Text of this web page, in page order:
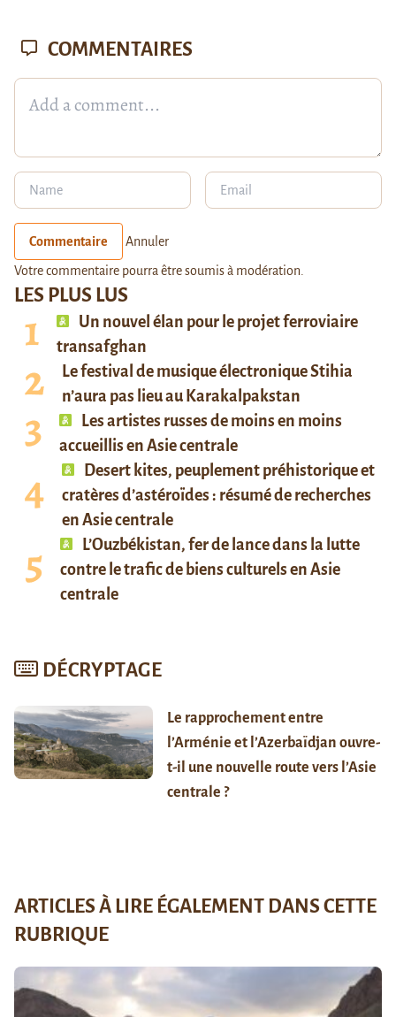
LES PLUS LUS
Un nouvel élan pour le projet ferroviaire
transafghan
Le festival de musique électronique Stihia
n’aura pas lieu au Karakalpakstan
Les artistes russes de moins en moins
accueillis en Asie centrale
Desert kites, peuplement préhistorique et
cratères d’astéroïdes : résumé de recherches
en Asie centrale
L’Ouzbékistan, fer de lance dans la lutte
contre le trafic de biens culturels en Asie
centrale
DÉCRYPTAGE
Le rapprochement entre
l’Arménie et l’Azerbaïdjan ouvre-
t-il une nouvelle route vers l’Asie
centrale ?
COMMENTAIRES
Commentaire Annuler
Votre commentaire pourra être soumis à modération.
ARTICLES À LIRE ÉGALEMENT DANS CETTE
RUBRIQUE